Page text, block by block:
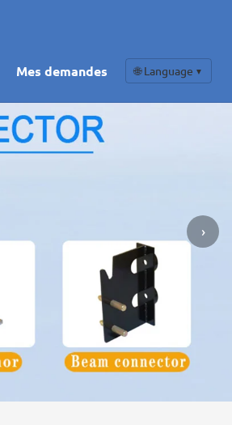
Mes demandes 🌐 Language ▼
›